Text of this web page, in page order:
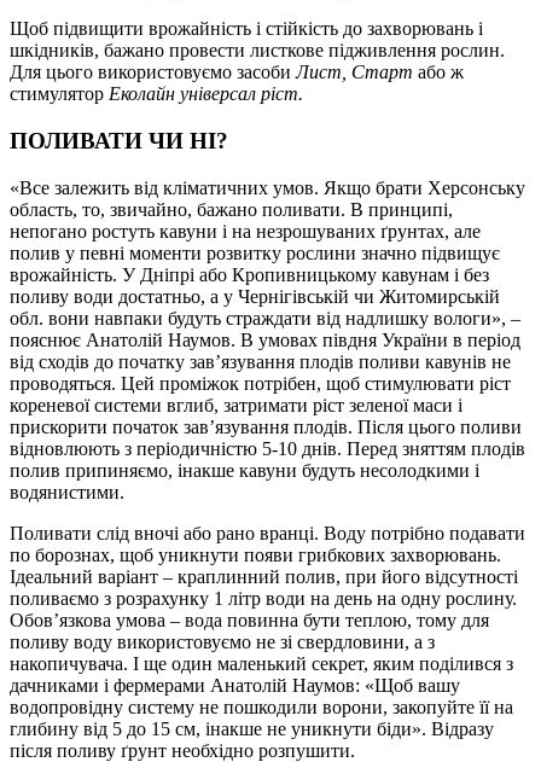
Щоб підвищити врожайність і стійкість до захворювань і
шкідників, бажано провести листкове підживлення рослин.
Для цього використовуємо засобиЛист, Старт або ж
стимулятор Еколайн універсал ріст.
ПОЛИВАТИ ЧИ НІ?
«Все залежить від кліматичних умов. Якщо брати Херсонську
область, то, звичайно, бажано поливати. В принципі,
непогано ростуть кавуни і на незрошуваних ґрунтах, але
полив у певні моменти розвитку рослини значно підвищує
врожайність. У Дніпрі або Кропивницькому кавунам і без
поливу води достатньо, а у Чернігівській чи Житомирській
обл. вони навпаки будуть страждати від надлишку вологи», –
пояснює Анатолій Наумов. В умовах півдня України в період
від сходів до початку зав’язування плодів поливи кавунів не
проводяться. Цей проміжок потрібен, щоб стимулювати ріст
кореневої системи вглиб, затримати ріст зеленої маси і
прискорити початок зав’язування плодів. Після цього поливи
відновлюють з періодичністю 5-10 днів. Перед зняттям плодів
полив припиняємо, інакше кавуни будуть несолодкими і
водянистими.
Поливати слід вночі або рано вранці. Воду потрібно подавати
по борознах, щоб уникнути появи грибкових захворювань.
Ідеальний варіант – краплинний полив, при його відсутності
поливаємо з розрахунку 1 літр води на день на одну рослину.
Обов’язкова умова – вода повинна бути теплою, тому для
поливу воду використовуємо не зі свердловини, а з
накопичувача. І ще один маленький секрет, яким поділився з
дачниками і фермерами Анатолій Наумов: «Щоб вашу
водопровідну систему не пошкодили ворони, закопуйте її на
глибину від 5 до 15 см, інакше не уникнути біди». Відразу
після поливу ґрунт необхідно розпушити.